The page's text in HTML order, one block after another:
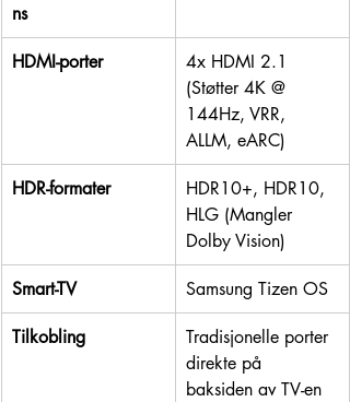
ns
HDMI-porter
4x HDMI 2.1
(Støtter 4K @
144Hz, VRR,
ALLM, eARC)
HDR-formater
HDR10+, HDR10,
HLG (Mangler
Dolby Vision)
Smart-TV Samsung Tizen OS
Tilkobling
Tradisjonelle porter
direkte på
baksiden av TV-en